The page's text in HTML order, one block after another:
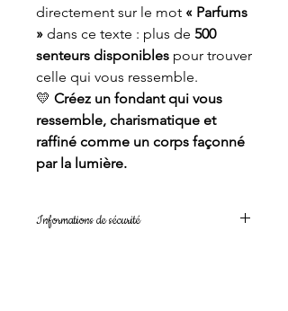
directement sur le mot « Parfums
» dans ce texte : plus de 500
senteurs disponibles pour trouver
celle qui vous ressemble.
💛 Créez un fondant qui vous
ressemble, charismatique et
raffiné comme un corps façonné
par la lumière.
Informations de sécurité